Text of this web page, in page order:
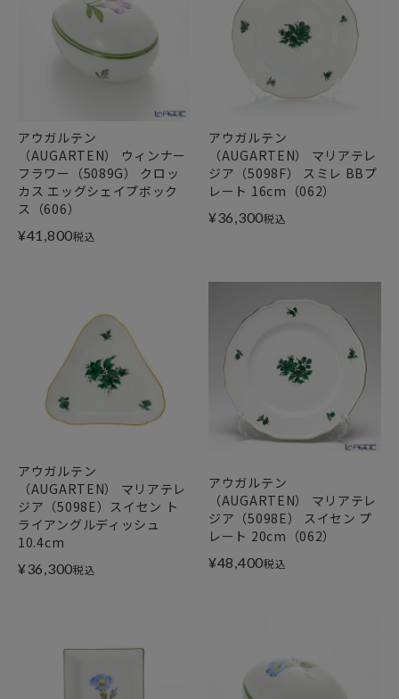
アウガルテン
（AUGARTEN） ウィンナー
フラワー（5089G） クロッ
カス エッグシェイプボック
ス（606）
¥41,800税込
アウガルテン
（AUGARTEN） マリアテレ
ジア（5098F） スミレ BBプ
レート 16cm（062）
¥36,300税込
アウガルテン
（AUGARTEN） マリアテレ
ジア（5098E）スイセン ト
ライアングルディッシュ
10.4cm
¥36,300税込
アウガルテン
（AUGARTEN） マリアテレ
ジア（5098E） スイセン プ
レート 20cm（062）
¥48,400税込